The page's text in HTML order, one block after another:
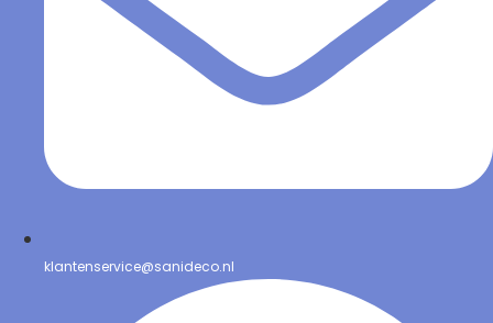
klantenservice@sanideco.nl